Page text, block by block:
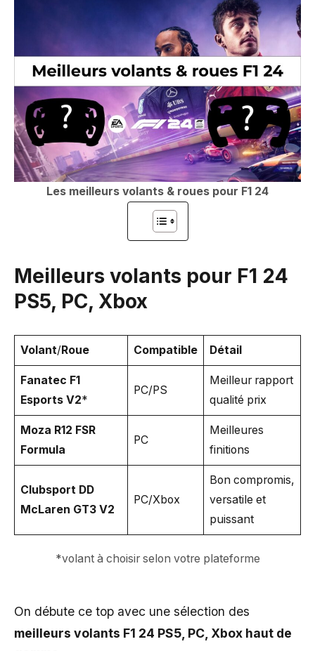
Les meilleurs volants & roues pour F1 24
Meilleurs volants pour F1 24
PS5, PC, Xbox
Volant/Roue Compatible Détail
Fanatec F1
Esports V2*
PC/PS
Meilleur rapport
qualité prix
Moza R12 FSR
Formula
PC
Meilleures
finitions
Clubsport DD
McLaren GT3 V2
PC/Xbox
Bon compromis,
versatile et
puissant
*volant à choisir selon votre plateforme
On débute ce top avec une sélection des
meilleurs volants F1 24 PS5, PC, Xbox haut de